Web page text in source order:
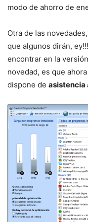
modo de ahorro de
Otra de las
que algunos dirán,
encontrar en la
novedad, es que
dispone de asistencia